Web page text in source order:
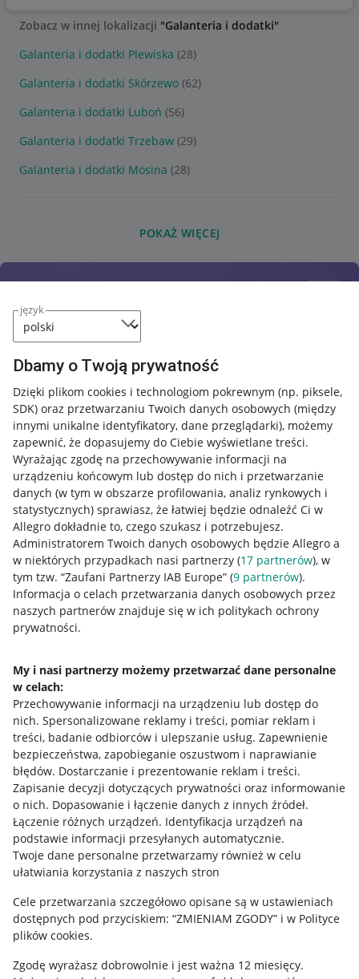
język
Dbamy o Twoją prywatność
Dzięki plikom cookies i technologiom pokrewnym (np. piksele,
SDK) oraz przetwarzaniu Twoich danych osobowych (między
innymi unikalne identyfikatory, dane przeglądarki), możemy
zapewnić, że dopasujemy do Ciebie wyświetlane treści.
Wyrażając zgodę na przechowywanie informacji na
urządzeniu końcowym lub dostęp do nich i przetwarzanie
danych (w tym w obszarze profilowania, analiz rynkowych i
statystycznych) sprawiasz, że łatwiej będzie odnaleźć Ci w
Allegro dokładnie to, czego szukasz i potrzebujesz.
Administratorem Twoich danych osobowych będzie Allegro a
w niektórych przypadkach nasi partnerzy (17 partnerów), w
tym tzw. “Zaufani Partnerzy IAB Europe” (9 partnerów).
Informacja o celach przetwarzania danych osobowych przez
naszych partnerów znajduje się w ich politykach ochrony
prywatności.
My i nasi partnerzy możemy przetwarzać dane personalne
w celach:
Przechowywanie informacji na urządzeniu lub dostęp do
nich. Spersonalizowane reklamy i treści, pomiar reklam i
treści, badanie odbiorców i ulepszanie usług. Zapewnienie
bezpieczeństwa, zapobieganie oszustwom i naprawianie
błędów. Dostarczanie i prezentowanie reklam i treści.
Zapisanie decyzji dotyczących prywatności oraz informowanie
o nich. Dopasowanie i łączenie danych z innych źródeł.
Łączenie różnych urządzeń. Identyfikacja urządzeń na
podstawie informacji przesyłanych automatycznie.
Twoje dane personalne przetwarzamy również w celu
ułatwiania korzystania z naszych stron
Cele przetwarzania szczegółowo opisane są w ustawieniach
dostępnych pod przyciskiem: “ZMIENIAM ZGODY” i w Polityce
plików cookies.
Zgodę wyrażasz dobrowolnie i jest ważna 12 miesięcy.
Zobacz w innej lokalizacji "Galanteria i dodatki"
Galanteria i dodatki Plewiska (28)
Galanteria i dodatki Skórzewo (62)
Galanteria i dodatki Luboń (56)
Galanteria i dodatki Trzebaw (29)
Galanteria i dodatki Mosina (28)
POKAŻ WIĘCEJ
Przydatne informacje
Jak to działa
Allegro Gadane dla sprzedających
Allegro Gadane dla kupujących
Mapa miejscowości
Informacje prawne
Regulamin
Polityka plików "cookies"
Ustawienia plików "cookies"
Udostępnianie lokalizacji
Informacje dla Aktu o Usługach Cyfrowych
Pobierz aplikację